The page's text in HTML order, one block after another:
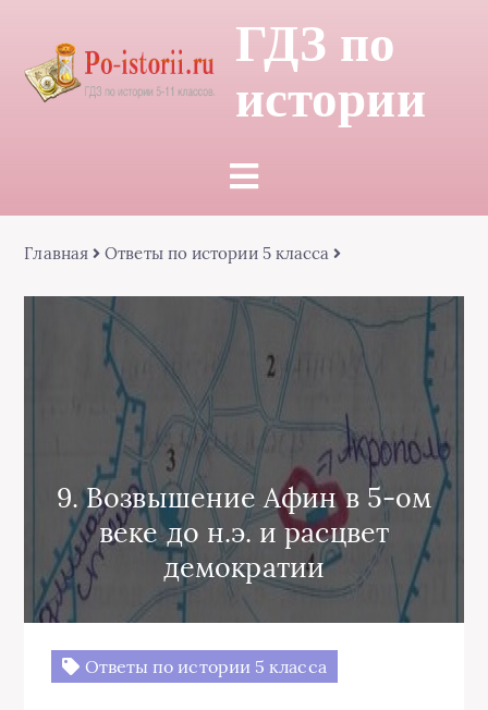
ГДЗ по
истории
Главная Ответы по истории 5 класса
9. Возвышение Афин в 5-ом
веке до н.э. и расцвет
демократии
Ответы по истории 5 класса